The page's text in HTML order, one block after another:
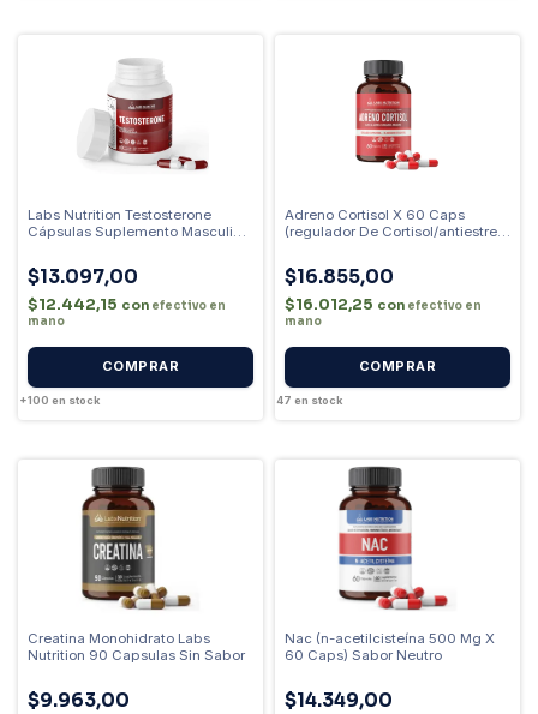
Labs Nutrition Testosterone
Cápsulas Suplemento Masculino
$13.097,00
$12.442,15 con efectivo en
mano
+100 en stock
Adreno Cortisol X 60 Caps
(regulador De Cortisol/antiestres)
$16.855,00
$16.012,25 con efectivo en
mano
47 en stock
Creatina Monohidrato Labs
Nutrition 90 Capsulas Sin Sabor
$9.963,00
Nac (n-acetilcisteína 500 Mg X
60 Caps) Sabor Neutro
$14.349,00